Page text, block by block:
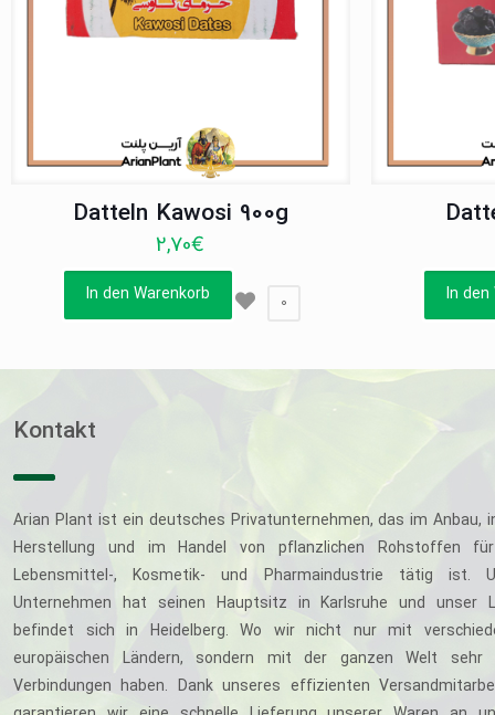
Datteln Kawosi 900g
2,70€
In den Warenkorb 0 In den
Kontakt
Arian Plant ist ein deutsches Privatunternehmen, das im Anbau,
Herstellung und im Handel von pflanzlichen Rohstoffen
Lebensmittel-, Kosmetik- und Pharmaindustrie tätig ist.
Unternehmen hat seinen Hauptsitz in Karlsruhe und unser
befindet sich in Heidelberg. Wo wir nicht nur mit
europäischen Ländern, sondern mit der ganzen Welt sehr
Verbindungen haben. Dank unseres effizienten